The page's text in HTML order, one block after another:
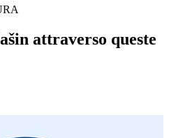
attraverso queste